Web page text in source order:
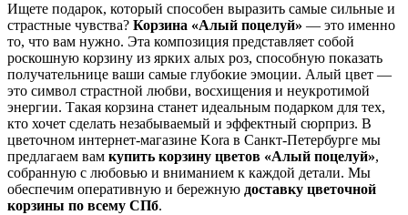
Ищете подарок, который способен выразить самые сильные и
страстные чувства? Корзина «Алый поцелуй» — это именно
то, что вам нужно. Эта композиция представляет собой
роскошную корзину из ярких алых роз, способную показать
получательнице ваши самые глубокие эмоции. Алый цвет —
это символ страстной любви, восхищения и неукротимой
энергии. Такая корзина станет идеальным подарком для тех,
кто хочет сделать незабываемый и эффектный сюрприз. В
цветочном интернет-магазине Kora в Санкт-Петербурге мы
предлагаем вам купить корзину цветов «Алый поцелуй»,
собранную с любовью и вниманием к каждой детали. Мы
обеспечим оперативную и бережную доставку цветочной
корзины по всему СПб.